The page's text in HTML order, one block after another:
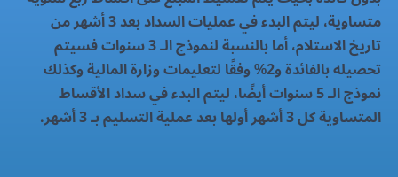
متساوية، ليتم البدء في عمليات السداد بعد 3 أشهر من
تاريخ الاستلام، أما بالنسبة لنموذج الـ 3 سنوات فسيتم
تحصيله بالفائدة و2% وفقًا لتعليمات وزارة المالية وكذلك
نموذج الـ 5 سنوات أيضًا، ليتم البدء في سداد الأقساط
المتساوية كل 3 أشهر أولها بعد عملية التسليم بـ 3 أشهر.